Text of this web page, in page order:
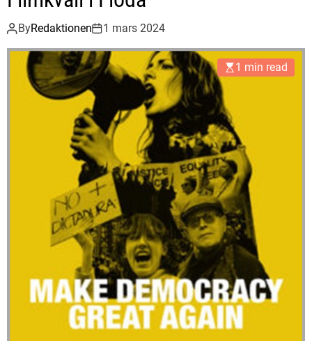
ByRedaktionen 1 mars 2024
1 min read